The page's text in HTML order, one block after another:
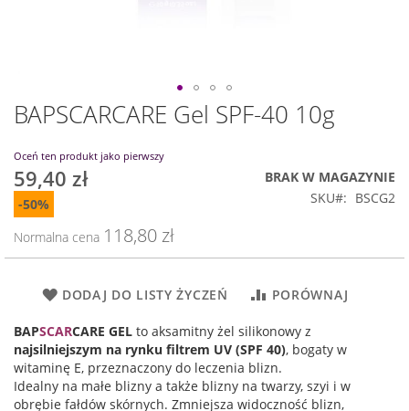
BAPSCARCARE Gel SPF-40 10g
Oceń ten produkt jako pierwszy
Cena
promocyjna
59,40 zł
-50%
Normalna cena 118,80 zł
BRAK W MAGAZYNIE
SKU
BSCG2
DODAJ DO LISTY ŻYCZEŃ PORÓWNAJ
BAPSCARCARE GEL to aksamitny żel silikonowy z
najsilniejszym na rynku filtrem UV (SPF 40), bogaty w
witaminę E, przeznaczony do leczenia blizn.
Idealny na małe blizny a także blizny na twarzy, szyi i w
obrębie fałdów skórnych. Zmniejsza widoczność blizn,
Przejdź
na
galerii